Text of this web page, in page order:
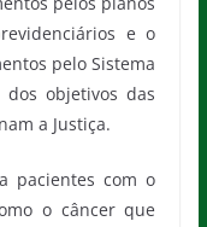
e o
pelo Sistema
dos objetivos das
a Justiça.
pacientes com o
o câncer que